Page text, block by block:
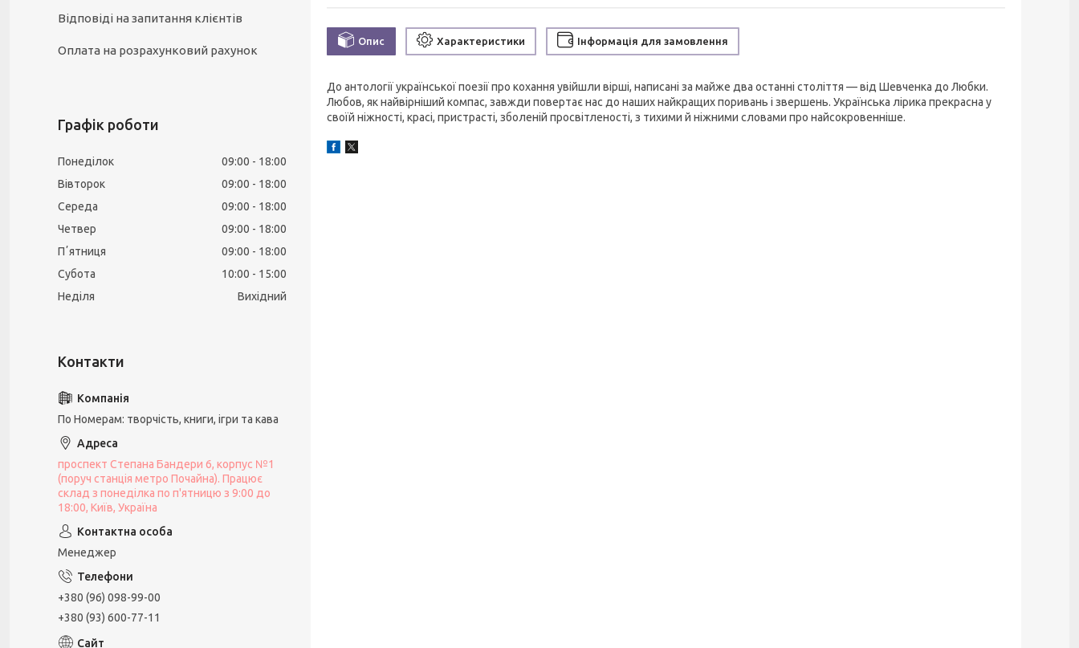
Опис Характеристики Інформація для замовлення
До антології української поезії про кохання увійшли вірші, написані за майже два останні століття — від Шевченка до Любки.
Любов, як найвірніший компас, завжди повертає нас до наших найкращих поривань і звершень. Українська лірика прекрасна у
своїй ніжності, красі, пристрасті, зболеній просвітленості, з тихими й ніжними словами про найсокровенніше.
Відповіді на запитання клієнтів
Оплата на розрахунковий рахунок
Графік роботи
Понеділок 09:00
18:00
Вівторок
09:00
18:00
Середа
09:00
18:00
Четвер
09:00
18:00
Пʼятниця
09:00
18:00
Субота
10:00
15:00
Неділя
Вихідний
По Номерам: творчість, книги, ігри та кава
проспект Степана Бандери 6, корпус №1
(поруч станція метро Почайна). Працює
склад з понеділка по п'ятницю з 9:00 до
18:00, Київ, Україна
Менеджер
+380 (96) 098-99-00
+380 (93) 600-77-11